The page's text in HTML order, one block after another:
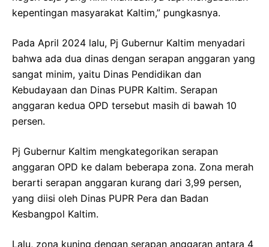
kepentingan masyarakat Kaltim,” pungkasnya.
Pada April 2024 lalu, Pj Gubernur Kaltim menyadari
bahwa ada dua dinas dengan serapan anggaran yang
sangat minim, yaitu Dinas Pendidikan dan
Kebudayaan dan Dinas PUPR Kaltim. Serapan
anggaran kedua OPD tersebut masih di bawah 10
persen.
Pj Gubernur Kaltim mengkategorikan serapan
anggaran OPD ke dalam beberapa zona. Zona merah
berarti serapan anggaran kurang dari 3,99 persen,
yang diisi oleh Dinas PUPR Pera dan Badan
Kesbangpol Kaltim.
Lalu, zona kuning dengan serapan anggaran antara 4